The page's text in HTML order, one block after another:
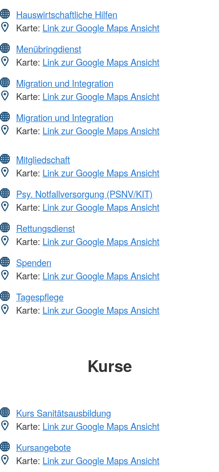
Hauswirtschaftliche Hilfen
Karte: Link zur Google Maps Ansicht
Menübringdienst
Karte: Link zur Google Maps Ansicht
Migration und Integration
Karte: Link zur Google Maps Ansicht
Migration und Integration
Karte: Link zur Google Maps Ansicht
Mitgliedschaft
Karte: Link zur Google Maps Ansicht
Psy. Notfallversorgung (PSNV/KIT)
Karte: Link zur Google Maps Ansicht
Rettungsdienst
Karte: Link zur Google Maps Ansicht
Spenden
Karte: Link zur Google Maps Ansicht
Tagespflege
Karte: Link zur Google Maps Ansicht
Kurse
Kurs Sanitätsausbildung
Karte: Link zur Google Maps Ansicht
Kursangebote
Karte: Link zur Google Maps Ansicht